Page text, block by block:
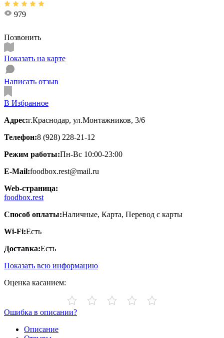
979
Позвонить
Показать на карте
Написать отзыв
В Избранное
Адрес:г.Краснодар, ул.Монтажников, 3/6
Телефон:8 (928) 228-21-12
Режим работы:Пн-Вс 10:00-23:00
E-Mail:foodbox.rest@mail.ru
Web-страница:
foodbox.rest
Способ оплаты:Наличные, Карта, Перевод с карты
Wi-Fi:Есть
Доставка:Есть
Показать всю информацию
Оценка касанием:
Ошибка в описании?
Описание